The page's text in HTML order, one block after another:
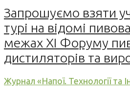
Запрошуємо взяти
турі на відомі
межах XI Форуму
дистиляторів та
Журнал «Напої. Технології та